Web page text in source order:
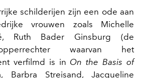
schilderijen zijn een ode aan
vrouwen zoals Michelle
Ruth Bader Ginsburg (de
waarvan het
verfilmd is in On the Basis of
Barbra Streisand, Jacqueline